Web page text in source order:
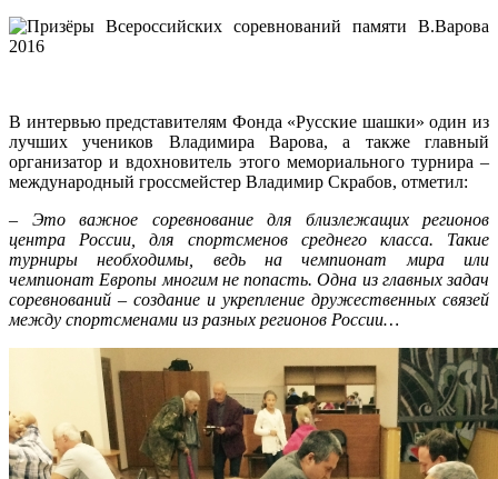
В интервью представителям Фонда «Русские шашки» один из
лучших учеников Владимира Варова, а также главный
организатор и вдохновитель этого мемориального турнира –
международный гроссмейстер Владимир Скрабов, отметил:
– Это важное соревнование для близлежащих регионов
центра России, для спортсменов среднего класса. Такие
турниры необходимы, ведь на чемпионат мира или
чемпионат Европы многим не попасть. Одна из главных задач
соревнований – создание и укрепление дружественных связей
между спортсменами из разных регионов России…